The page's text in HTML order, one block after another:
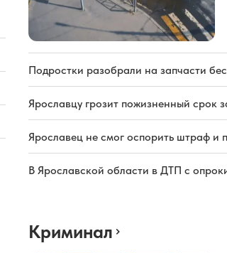
Подростки разобрали на запчасти
Ярославцу грозит пожизненный срок
Ярославец не смог оспорить штраф и
В Ярославской области в ДТП с
Криминал